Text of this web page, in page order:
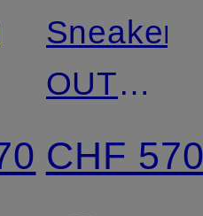
Sneaker
OUT
OF
OFFICE
CHF